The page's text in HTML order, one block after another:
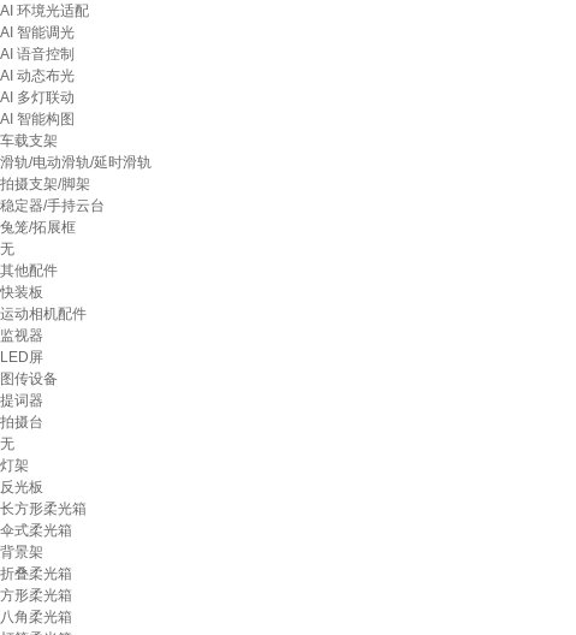
AI 环境光适配
AI 智能调光
AI 语音控制
AI 动态布光
AI 多灯联动
AI 智能构图
车载支架
滑轨/电动滑轨/延时滑轨
拍摄支架/脚架
稳定器/手持云台
兔笼/拓展框
无
其他配件
快装板
运动相机配件
监视器
LED屏
图传设备
提词器
拍摄台
无
灯架
反光板
长方形柔光箱
伞式柔光箱
背景架
折叠柔光箱
方形柔光箱
八角柔光箱